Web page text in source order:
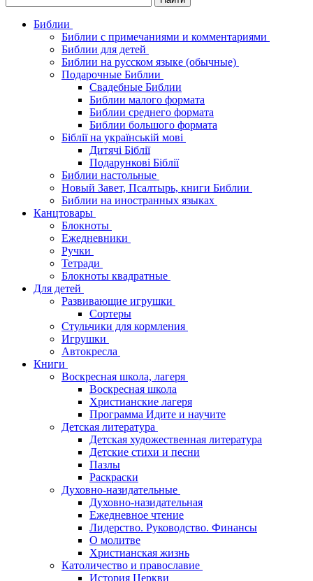
Библии
Библии с примечаниями и комментариями
Библии для детей
Библии на русском языке (обычные)
Подарочные Библии
Свадебные Библии
Библии малого формата
Библии среднего формата
Библии большого формата
Біблії на українській мові
Дитячі Біблії
Подарункові Біблії
Библии настольные
Новый Завет, Псалтырь, книги Библии
Библии на иностранных языках
Канцтовары
Блокноты
Ежедневники
Ручки
Тетради
Блокноты квадратные
Для детей
Развивающие игрушки
Сортеры
Стульчики для кормления
Игрушки
Автокресла
Книги
Воскресная школа, лагеря
Воскресная школа
Христианские лагеря
Программа Идите и научите
Детская литература
Детская художественная литература
Детские стихи и песни
Пазлы
Раскраски
Духовно-назидательные
Духовно-назидательная
Ежедневное чтение
Лидерство. Руководство. Финансы
О молитве
Христианская жизнь
Католичество и православие
История Церкви